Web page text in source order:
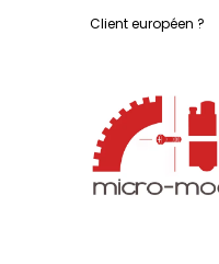
Client européen ?